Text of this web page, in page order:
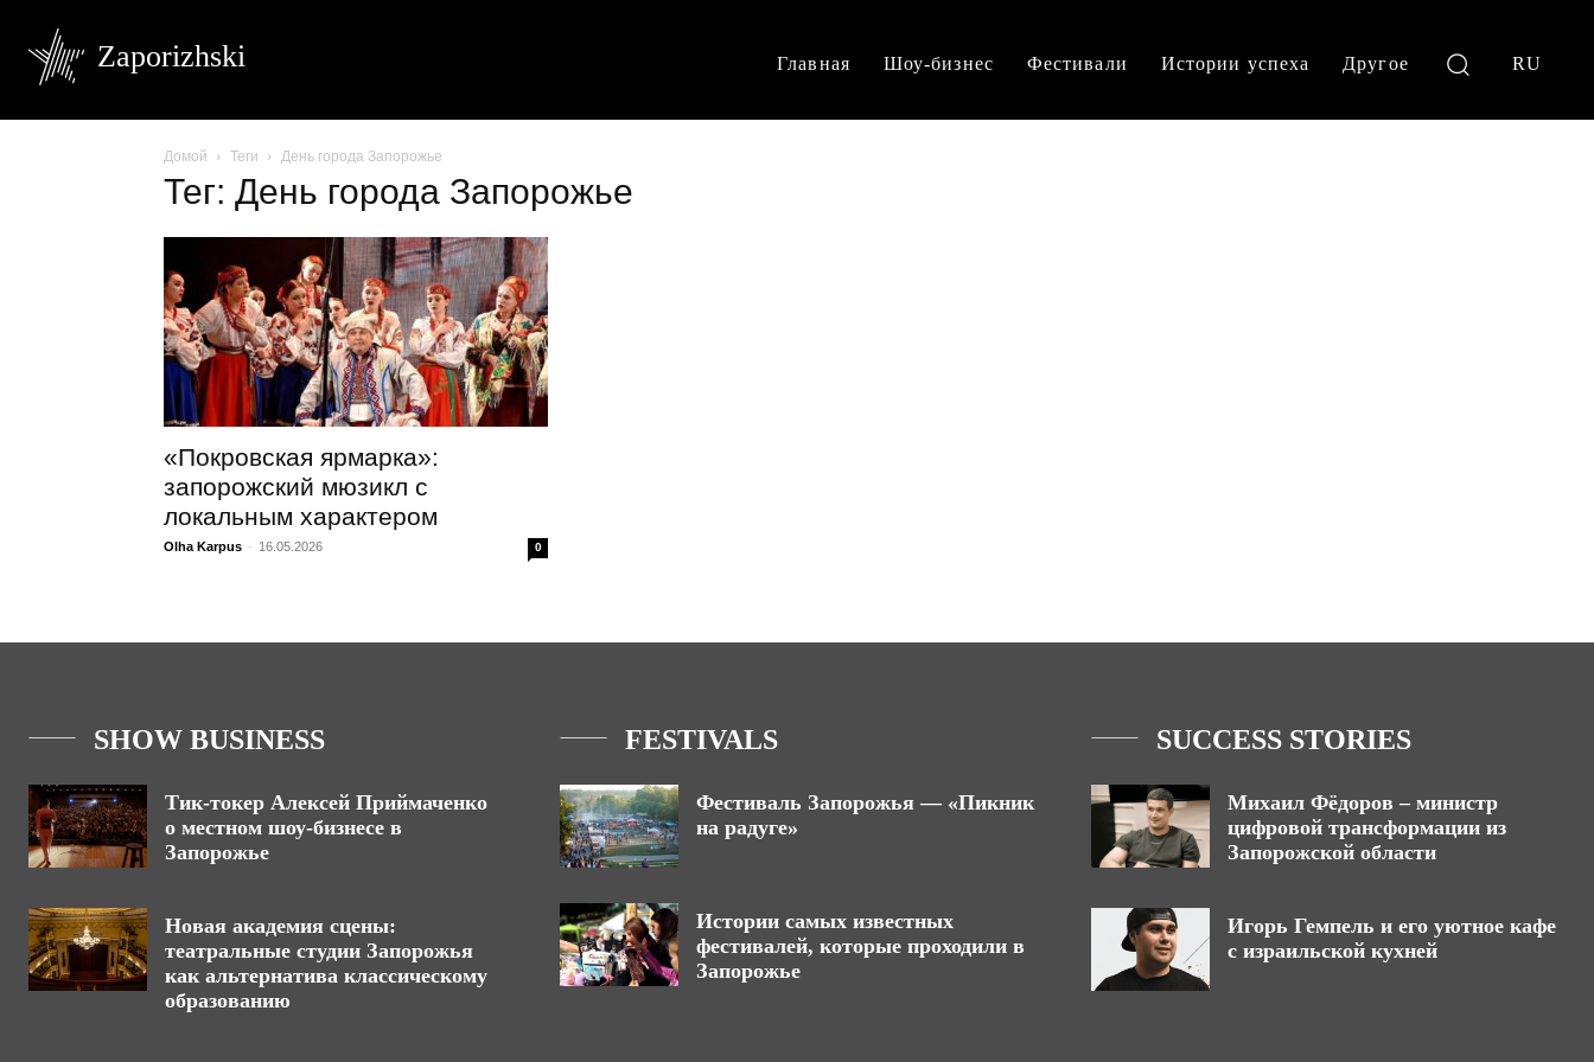
Zaporizhski Главная Шоу-бизнес Фестивали Истории успеха Другое RU
Домой Теги День города Запорожье
Тег: День города Запорожье
«Покровская ярмарка»:
запорожский мюзикл с
локальным характером
Olha Karpus - 16.05.2026 0
SHOW BUSINESS
Тик-токер Алексей Приймаченко
о местном шоу-бизнесе в
Запорожье
Новая академия сцены:
театральные студии Запорожья
как альтернатива классическому
образованию
FESTIVALS
Фестиваль Запорожья — «Пикник
на радуге»
Истории самых известных
фестивалей, которые проходили в
Запорожье
SUCCESS STORIES
Михаил Фёдоров – министр
цифровой трансформации из
Запорожской области
Игорь Гемпель и его уютное кафе
с израильской кухней